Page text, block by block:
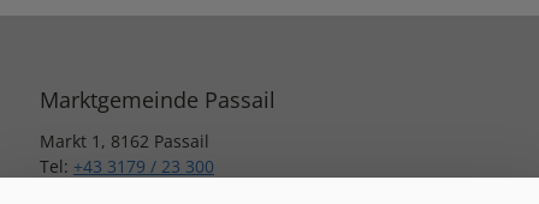
Marktgemeinde Passail
Markt 1, 8162 Passail
Tel: +43 3179 / 23 300